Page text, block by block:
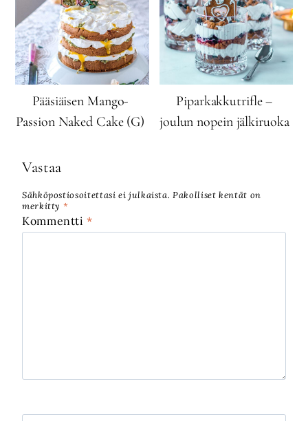
Pääsiäisen Mango-
Passion Naked Cake (G)
Piparkakkutrifle –
joulun nopein jälkiruoka
Vastaa
Sähköpostiosoitettasi ei julkaista. Pakolliset kentät on
merkitty *
Kommentti*